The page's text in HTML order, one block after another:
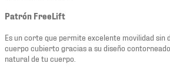
Patrón FreeLift
Es un corte que permite excelente movilidad sin
cuerpo cubierto gracias a su diseño
natural de tu cuerpo.